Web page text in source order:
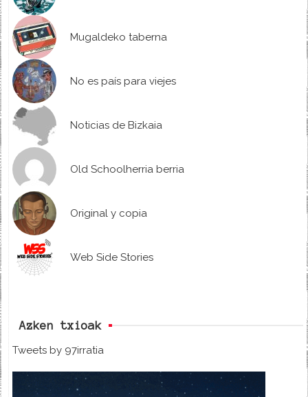
Mugaldeko taberna
No es país para viejes
Noticias de Bizkaia
Old Schoolherria berria
Original y copia
Web Side Stories
Azken txioak
Tweets by 97irratia